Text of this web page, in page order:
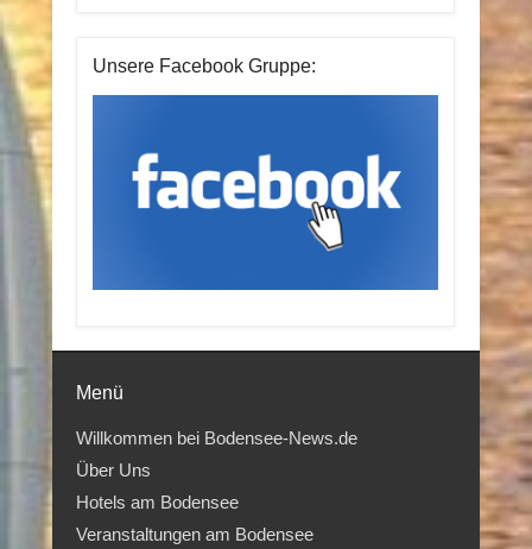
Unsere Facebook Gruppe:
Menü
Willkommen bei Bodensee-News.de
Über Uns
Hotels am Bodensee
Veranstaltungen am Bodensee